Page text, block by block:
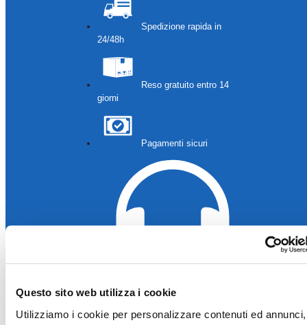
Questo sito web utilizza i cookie
Utilizziamo i cookie per personalizzare contenuti ed
Spedizione rapida in
24/48h
Reso gratuito entro 14
giorni
Pagamenti sicuri
Assistenza clienti